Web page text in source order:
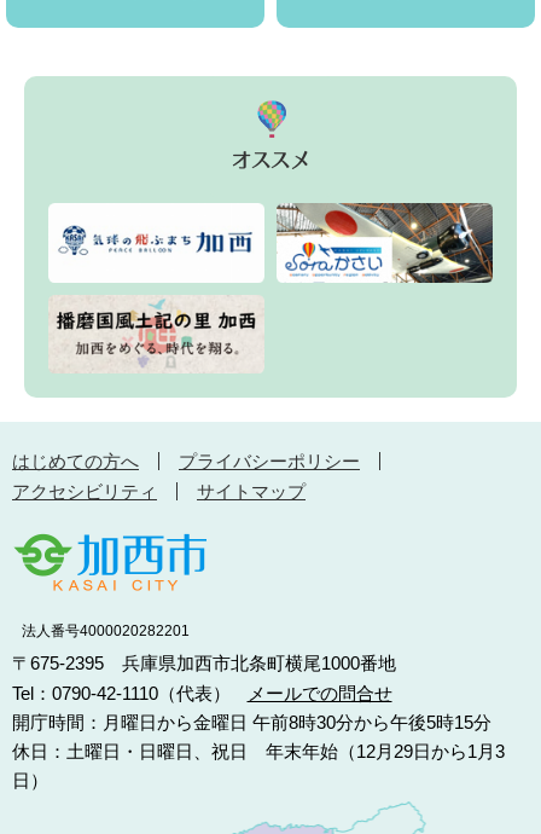
はじめての方へ
プライバシーポリシー
アクセシビリティ
サイトマップ
法人番号4000020282201
〒675-2395 兵庫県加西市北条町横尾1000番地
Tel：0790-42-1110（代表）
メールでの問合せ
開庁時間：月曜日から金曜日 午前8時30分から午後5時15分
休日：土曜日・日曜日、祝日 年末年始（12月29日から1月3
日）